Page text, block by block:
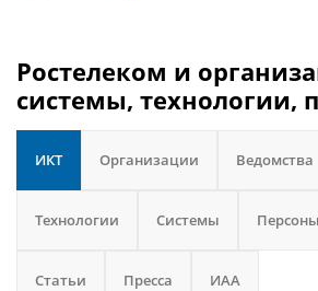
Ростелеком и
системы, технологии,
ИКТ Организации Ведомства
Технологии Системы Персоны
Статьи Пресса ИАА